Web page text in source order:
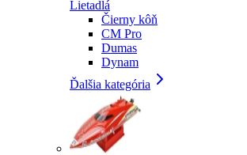
Lietadlá
Čierny kôň
CM Pro
Dumas
Dynam
Ďalšia kategória